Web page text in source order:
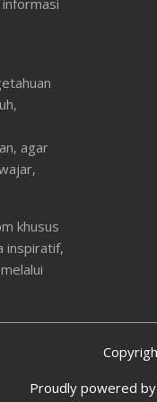
agar
khusus
inspiratif,
Proudly powered